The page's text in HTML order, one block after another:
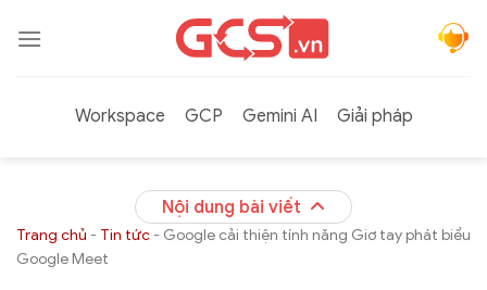
qua
Workspace
GCP Gemini AI Giải pháp
Nội dung bài viết
Trang chủ - Tin tức - Google cải thiện tính năng Giơ tay phát biểu
Google Meet